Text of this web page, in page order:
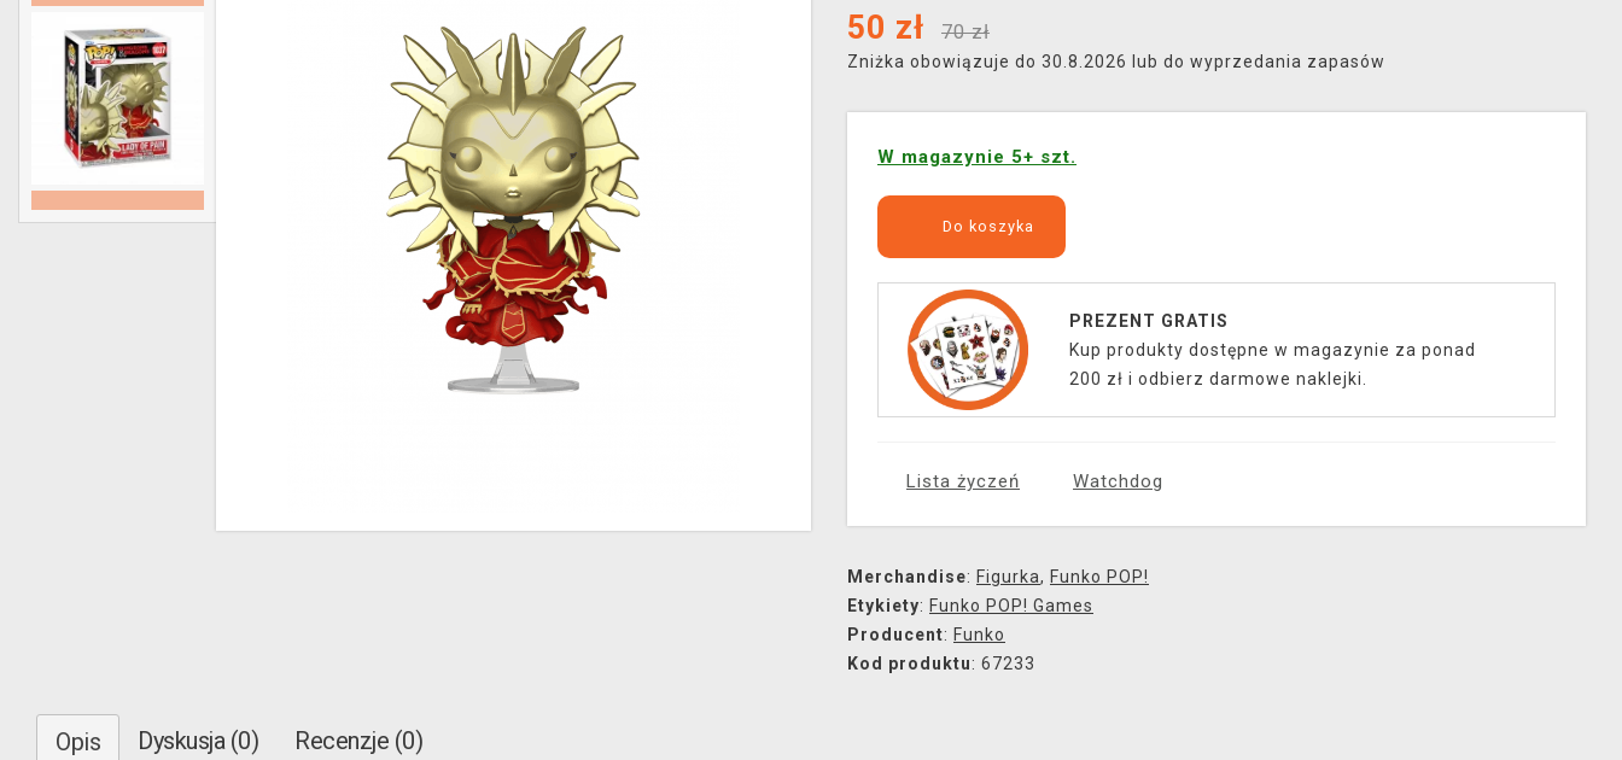
50 zł 70 zł
Zniżka obowiązuje do 30.8.2026 lub do wyprzedania zapasów
W magazynie 5+ szt.
Do koszyka
PREZENT GRATIS
Kup produkty dostępne w magazynie za ponad
200 zł i odbierz darmowe naklejki.
Lista życzeń Watchdog
Merchandise: Figurka, Funko POP!
Etykiety: Funko POP! Games
Producent: Funko
Kod produktu: 67233
Opis Dyskusja (0) Recenzje (0)